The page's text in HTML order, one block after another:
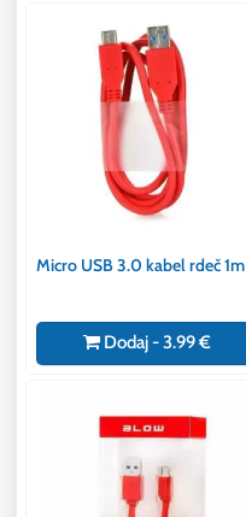
Micro USB 3.0 kabel rdeč 1m
Dodaj - 3.99 €